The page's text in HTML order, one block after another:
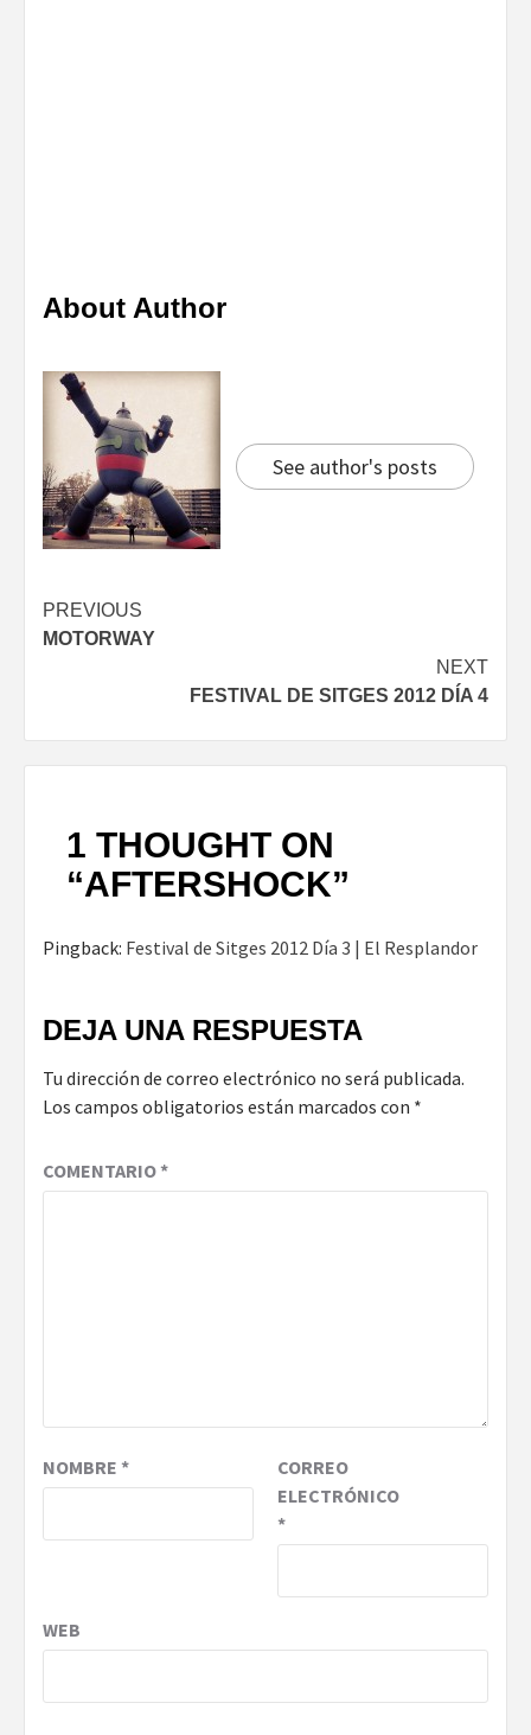
About Author
See author's posts
Continue
Reading
PREVIOUS
MOTORWAY
NEXT
FESTIVAL DE SITGES 2012 DÍA 4
1 THOUGHT ON
“AFTERSHOCK”
Pingback: Festival de Sitges 2012 Día 3 | El Resplandor
DEJA UNA RESPUESTA
Tu dirección de correo electrónico no será publicada.
Los campos obligatorios están marcados con *
COMENTARIO*
NOMBRE *
CORREO
ELECTRÓNICO
*
WEB